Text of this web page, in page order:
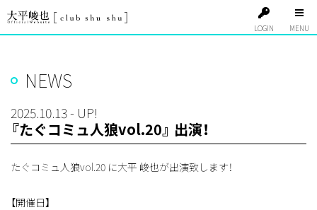
LOGIN
NEWS
2025.10.13 - UP!
『たぐコミュ人狼vol.20』 出演！
たぐコミュ人狼vol.20 に大平 峻也が出演致します！
【開催日】